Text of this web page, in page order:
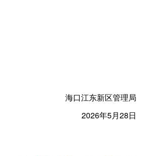
海口江东新区管理局
2026年5月28日